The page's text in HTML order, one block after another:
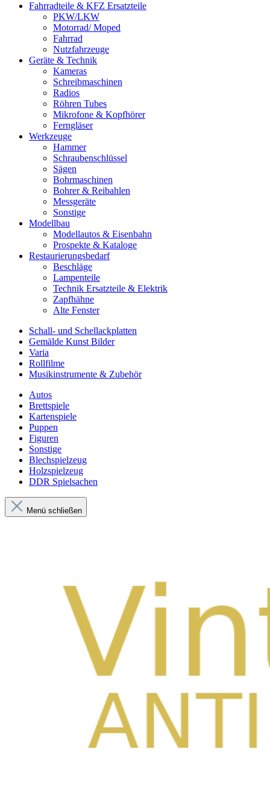
Fahrradteile & KFZ Ersatzteile
PKW/LKW
Motorrad/ Moped
Fahrrad
Nutzfahrzeuge
Geräte & Technik
Kameras
Schreibmaschinen
Radios
Röhren Tubes
Mikrofone & Kopfhörer
Ferngläser
Werkzeuge
Hammer
Schraubenschlüssel
Sägen
Bohrmaschinen
Bohrer & Reibahlen
Messgeräte
Sonstige
Modellbau
Modellautos & Eisenbahn
Prospekte & Kataloge
Restaurierungsbedarf
Beschläge
Lampenteile
Technik Ersatzteile & Elektrik
Zapfhähne
Alte Fenster
Schall- und Schellackplatten
Gemälde Kunst Bilder
Varia
Rollfilme
Musikinstrumente & Zubehör
Autos
Brettspiele
Kartenspiele
Puppen
Figuren
Sonstige
Blechspielzeug
Holzspielzeug
DDR Spielsachen
Menü schließen